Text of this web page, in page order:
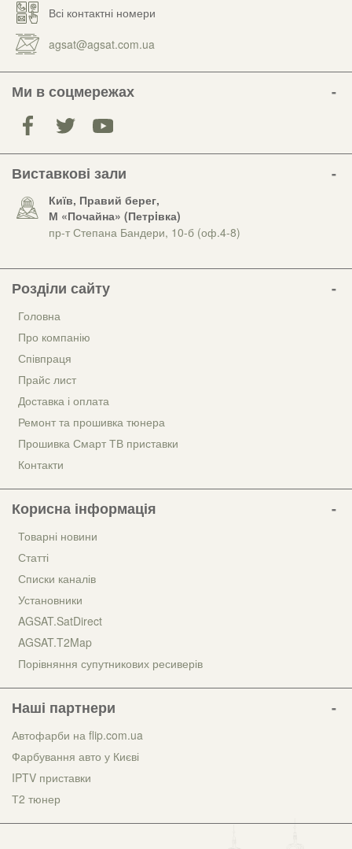
Всі контактні номери
agsat@agsat.com.ua
Ми в соцмережах
Виставкові зали
Київ, Правий берег,
М «Почайна» (Петрiвка)
пр-т Степана Бандери, 10-б (оф.4-8)
Розділи сайту
Головна
Про компанію
Співпраця
Прайс лист
Доставка і оплата
Ремонт та прошивка тюнера
Прошивка Смарт ТВ приставки
Контакти
Корисна інформація
Товарні новини
Статті
Списки каналів
Установники
AGSAT.SatDirect
AGSAT.T2Map
Порівняння супутникових ресиверів
Наші партнери
Автофарби на flip.com.ua
Фарбування авто у Києві
IPTV приставки
Т2 тюнер